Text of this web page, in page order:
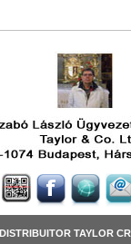
DISTRIBUITOR TAYLOR